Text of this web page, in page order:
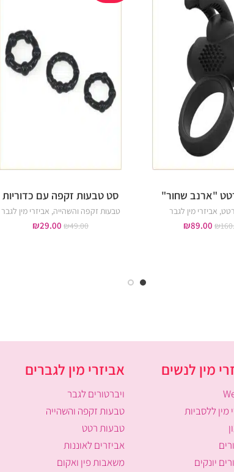
"ארנב שחור"
, אביזרי מין לגבר
₪
₪89.00
סט טבעות זקפה עם כדוריות
טבעות זקפה והשהייה, אביזרי מין לגבר
₪49.00
₪29.00
מין לנשים
מין ללסביות
יונקים
אביזרי מין לגברים
ויברטורים לגבר
טבעות זקפה והשהייה
טבעות רטט
אביזרים לאוננות
משאבות פין ואקום